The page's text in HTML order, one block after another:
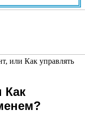
или Как управлять
Как